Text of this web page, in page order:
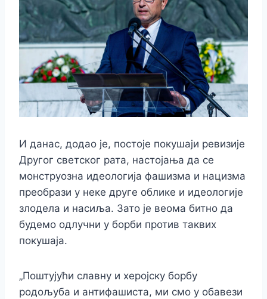
И данас, додао је, постоје покушаји ревизије
Другог светског рата, настојања да се
монструозна идеологија фашизма и нацизма
преобрази у неке друге облике и идеологије
злодела и насиља. Зато је веома битно да
будемо одлучни у борби против таквих
покушаја.
„Поштујући славну и херојску борбу
родољуба и антифашиста, ми смо у обавези